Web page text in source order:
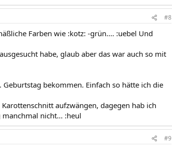
#8
Farben wie :kotz: -grün.... :uebel Und
habe, glaub aber das war auch so mit
bekommen. Einfach so hätte ich die
aufzwängen, dagegen hab ich
nicht... :heul
#9